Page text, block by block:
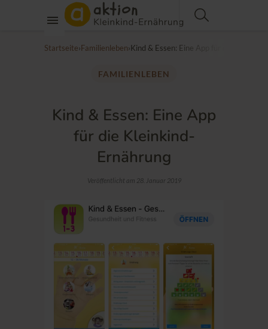
Startseite›Familienleben›Kind & Essen: Eine App für die
FAMILIENLEBEN
Kind & Essen: Eine App
für die Kleinkind-
Ernährung
Veröffentlicht am 28. Januar 2019